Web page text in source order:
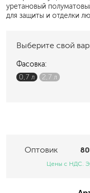
уретановый
для защиты и отделки
Выберите свой
Фасовка:
0,7 л
2,7 л
Оптовик
Цены с НДС.